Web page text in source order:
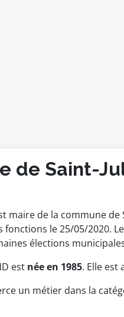
de Saint-
maire de la commune de
fonctions le 25/05/2020.
élections
est née en 1985. Elle est
un métier dans la